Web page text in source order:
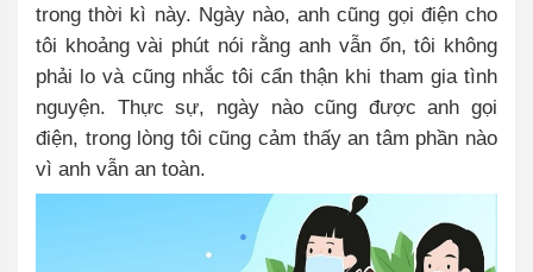
trong thời kì này. Ngày nào, anh cũng gọi điện cho
tôi khoảng vài phút nói rằng anh vẫn ổn, tôi không
phải lo và cũng nhắc tôi cẩn thận khi tham gia tình
nguyện. Thực sự, ngày nào cũng được anh gọi
điện, trong lòng tôi cũng cảm thấy an tâm phần nào
vì anh vẫn an toàn.